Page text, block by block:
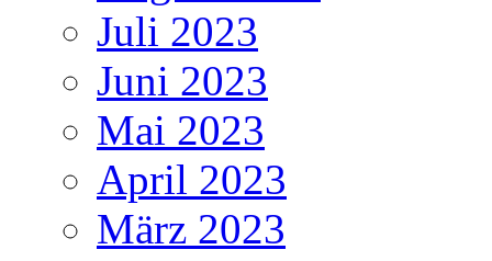
Juli 2023
Juni 2023
Mai 2023
April 2023
März 2023